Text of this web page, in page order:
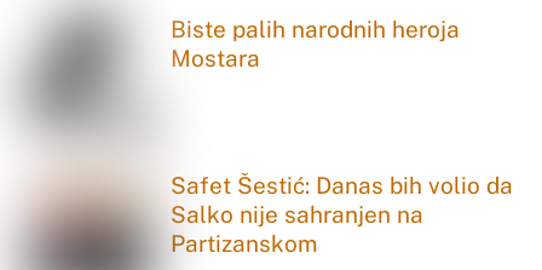
Biste palih narodnih heroja
Mostara
Safet Šestić: Danas bih volio da
Salko nije sahranjen na
Partizanskom